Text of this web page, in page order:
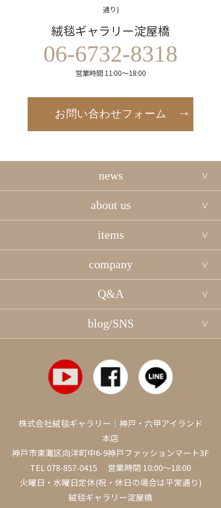
通り)
絨毯ギャラリー淀屋橋
06-6732-8318
営業時間 11:00～18:00
お問い合わせフォーム
news
about us
items
company
Q&A
blog/SNS
株式会社絨毯ギャラリー｜神戸・六甲アイランド
本店
神戸市東灘区向洋町中6-9神戸ファッションマート3F
TEL 078-857-0415 営業時間 10:00～18:00
火曜日・水曜日定休(祝・休日の場合は平常通り)
絨毯ギャラリー淀屋橋